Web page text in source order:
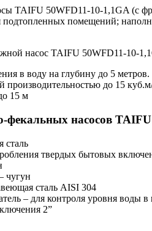
TAIFU 50WFD11-10-1,1GA (с
помещений;
насос TAIFU 50WFD11-10-
в воду на глубину до 5 метров.
производительностью до 15
15 м
фекальных насосов
сталь
твердых бытовых
чугун
сталь AISI 304
– для контроля уровня воды в
2”